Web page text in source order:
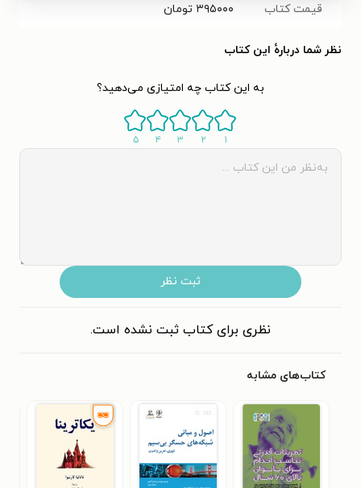
قیمت کتاب ۳۹۵۰۰۰ تومان
نظر شما دربارهٔ این کتاب
به این کتاب چه امتیازی می‌دهید؟
۱ ۲ ۳ ۴ ۵
ثبت نظر
نظری برای کتاب ثبت نشده است.
کتاب‌های مشابه